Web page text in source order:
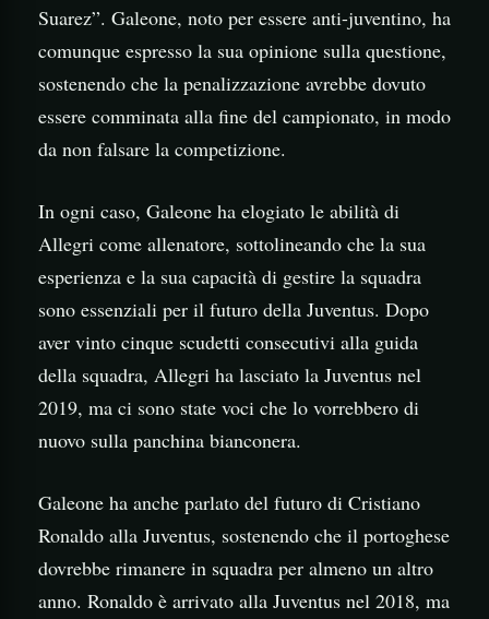
Suarez”. Galeone, noto per essere anti-juventino, ha
comunque espresso la sua opinione sulla questione,
sostenendo che la penalizzazione avrebbe dovuto
essere comminata alla fine del campionato, in modo
da non falsare la competizione.
In ogni caso, Galeone ha elogiato le abilità di
Allegri come allenatore, sottolineando che la sua
esperienza e la sua capacità di gestire la squadra
sono essenziali per il futuro della Juventus. Dopo
aver vinto cinque scudetti consecutivi alla guida
della squadra, Allegri ha lasciato la Juventus nel
2019, ma ci sono state voci che lo vorrebbero di
nuovo sulla panchina bianconera.
Galeone ha anche parlato del futuro di Cristiano
Ronaldo alla Juventus, sostenendo che il portoghese
dovrebbe rimanere in squadra per almeno un altro
anno. Ronaldo è arrivato alla Juventus nel 2018, ma